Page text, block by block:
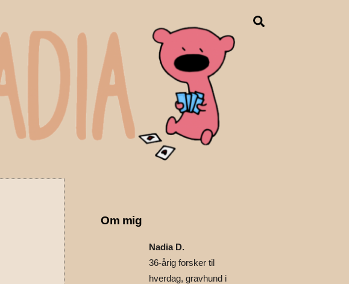
Om mig
Nadia D.
36-årig forsker til
hverdag, gravhund i